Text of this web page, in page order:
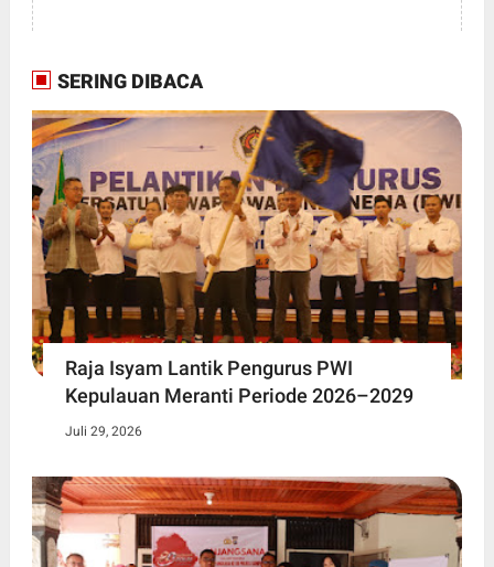
SERING DIBACA
Raja Isyam Lantik Pengurus PWI
Kepulauan Meranti Periode 2026–2029
Juli 29, 2026